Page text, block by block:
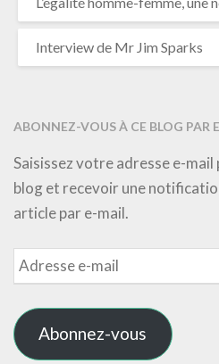
Interview de Mr Jim Sparks
ABONNEZ-VOUS À CE BLOG PAR
Saisissez votre adresse e-mail
blog et recevoir une
article par e-mail.
Adresse
e-
mail
Abonnez-vous